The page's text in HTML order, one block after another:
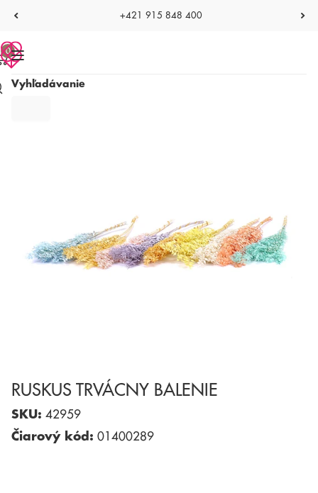
+421 915 848 400
Vyhľadávanie
0
RUSKUS TRVÁCNY BALENIE
SKU: 42959
Čiarový kód: 01400289